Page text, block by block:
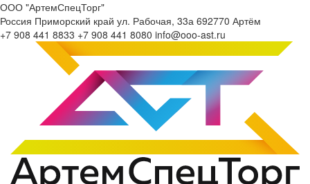
ООО "АртемСпецТорг"
Россия Приморский край ул. Рабочая, 33а 692770 Артём
+7 908 441 8833 +7 908 441 8080 info@ooo-ast.ru